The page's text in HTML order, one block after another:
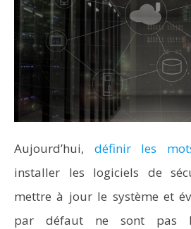
Aujourd’hui, définir les
installer les logiciels de
mettre à jour le système et
par défaut ne sont pas